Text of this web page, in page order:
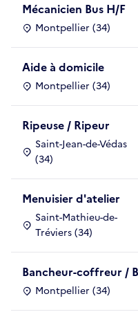
Mécanicien Bus H/F
Montpellier (34)
Aide à domicile
Montpellier (34)
Ripeuse / Ripeur
Saint-Jean-de-Védas
(34)
Menuisier d'atelier
Saint-Mathieu-de-
Tréviers (34)
Bancheur-coffreur /
Montpellier (34)